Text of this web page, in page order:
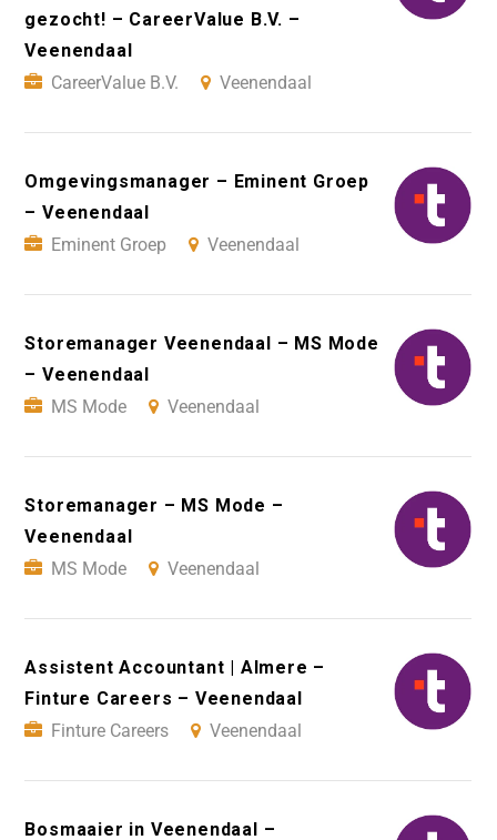
gezocht! – CareerValue B.V. –
Veenendaal
CareerValue B.V.
Veenendaal
Omgevingsmanager – Eminent Groep
– Veenendaal
Eminent Groep
Veenendaal
Storemanager Veenendaal – MS Mode
– Veenendaal
MS Mode
Veenendaal
Storemanager – MS Mode –
Veenendaal
MS Mode
Veenendaal
Assistent Accountant | Almere –
Finture Careers – Veenendaal
Finture Careers
Veenendaal
Bosmaaier in Veenendaal –